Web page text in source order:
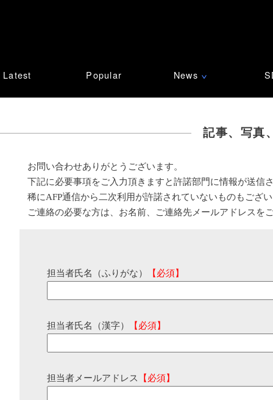
Latest Popular News ∨
記事、写真
お問い合わせありがとうございます。
下記に必要事項をご入力頂きますと許諾部門に情報が送信
稀にAFP通信から二次利用が許諾されていないものもござ
ご連絡の必要な方は、お名前、ご連絡先メールアドレスを
担当者氏名（ふりがな） 【必須】
担当者氏名（漢字） 【必須】
担当者メールアドレス 【必須】